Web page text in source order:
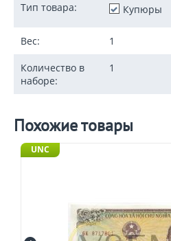
Тип товара: Купюры
Вес: 1
Количество в
наборе:
1
Похожие товары
UNC